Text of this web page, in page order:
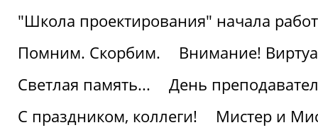
"Школа проектирования" начала
Помним. Скорбим.
Внимание!
Светлая память...
День
С праздником, коллеги!
Мистер и